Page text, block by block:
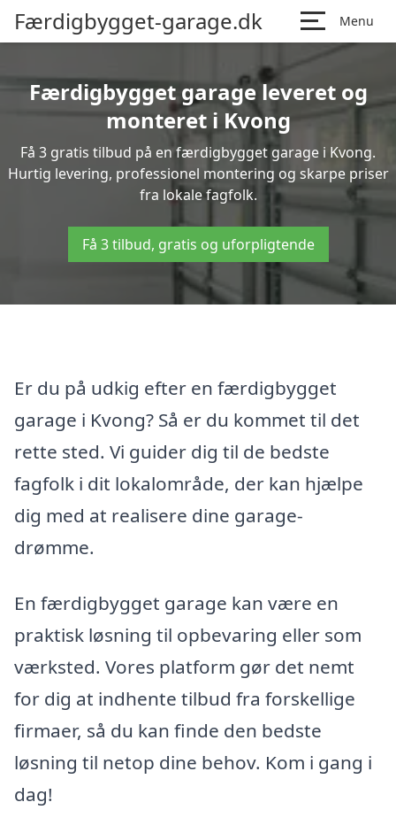
Færdigbygget-garage.dk Menu
Færdigbygget garage leveret og
monteret i Kvong
Få 3 gratis tilbud på en færdigbygget garage i Kvong.
Hurtig levering, professionel montering og skarpe priser
fra lokale fagfolk.
Få 3 tilbud, gratis og uforpligtende
Er du på udkig efter en færdigbygget
garage i Kvong? Så er du kommet til det
rette sted. Vi guider dig til de bedste
fagfolk i dit lokalområde, der kan hjælpe
dig med at realisere dine garage-
drømme.
En færdigbygget garage kan være en
praktisk løsning til opbevaring eller som
værksted. Vores platform gør det nemt
for dig at indhente tilbud fra forskellige
firmaer, så du kan finde den bedste
løsning til netop dine behov. Kom i gang i
dag!